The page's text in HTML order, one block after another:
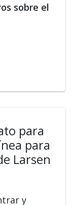
sobre el
para
para
Larsen
y